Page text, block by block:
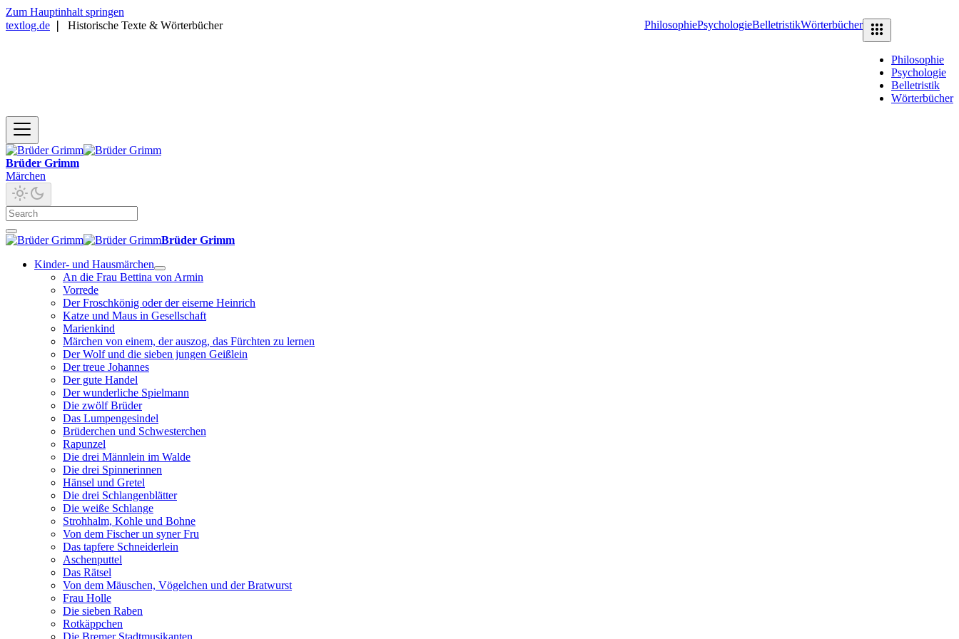
Zum Hauptinhalt springen
textlog.de
Historische Texte & Wörterbücher PhilosophiePsychologieBelletristikWörterbücher
Philosophie
Psychologie
Belletristik
Wörterbücher
Brüder Grimm
Märchen
Brüder Grimm
Kinder- und Hausmärchen
An die Frau Bettina von Armin
Vorrede
Der Froschkönig oder der eiserne Heinrich
Katze und Maus in Gesellschaft
Marienkind
Märchen von einem, der auszog, das Fürchten zu lernen
Der Wolf und die sieben jungen Geißlein
Der treue Johannes
Der gute Handel
Der wunderliche Spielmann
Die zwölf Brüder
Das Lumpengesindel
Brüderchen und Schwesterchen
Rapunzel
Die drei Männlein im Walde
Die drei Spinnerinnen
Hänsel und Gretel
Die drei Schlangenblätter
Die weiße Schlange
Strohhalm, Kohle und Bohne
Von dem Fischer un syner Fru
Das tapfere Schneiderlein
Aschenputtel
Das Rätsel
Von dem Mäuschen, Vögelchen und der Bratwurst
Frau Holle
Die sieben Raben
Rotkäppchen
Die Bremer Stadtmusikanten